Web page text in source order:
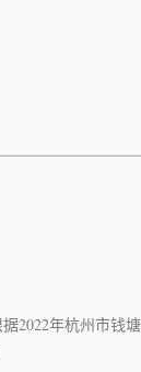
2022年杭州市钱塘